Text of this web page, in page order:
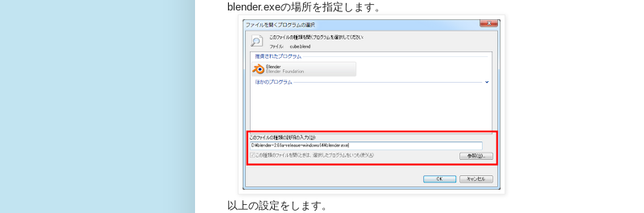
blender.exeの場所を指定します。
以上の設定をします。